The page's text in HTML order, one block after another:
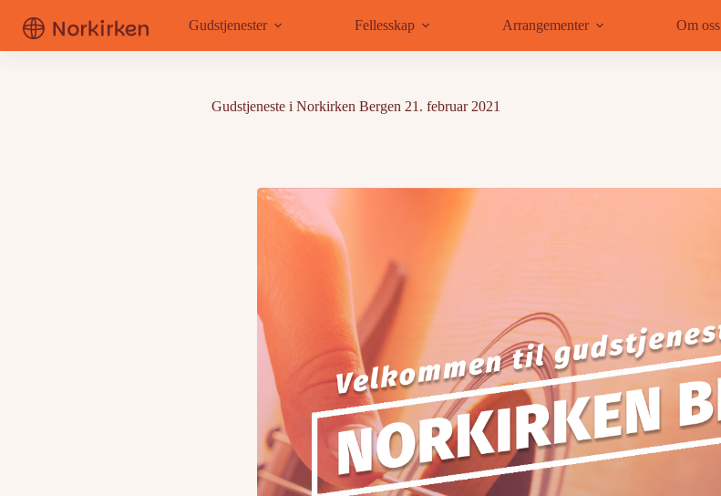
innholdet
Gudstjenester Fellesskap Arrangementer Om oss
Gudstjeneste i Norkirken Bergen 21. februar 2021